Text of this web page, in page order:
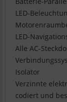
LED-
LED-
Alle AC-
Isolator
Verzinnte
codiert und